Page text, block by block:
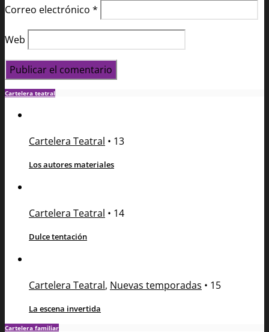
Correo electrónico *
Web
Cartelera teatral
Cartelera Teatral • 13
Los autores materiales
Cartelera Teatral • 14
Dulce tentación
Cartelera Teatral, Nuevas temporadas • 15
La escena invertida
Cartelera familiar